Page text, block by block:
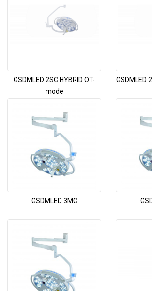
GSDMLED 2SC HYBRID OT-
mode
GSDMLED
GSDMLED 3MC